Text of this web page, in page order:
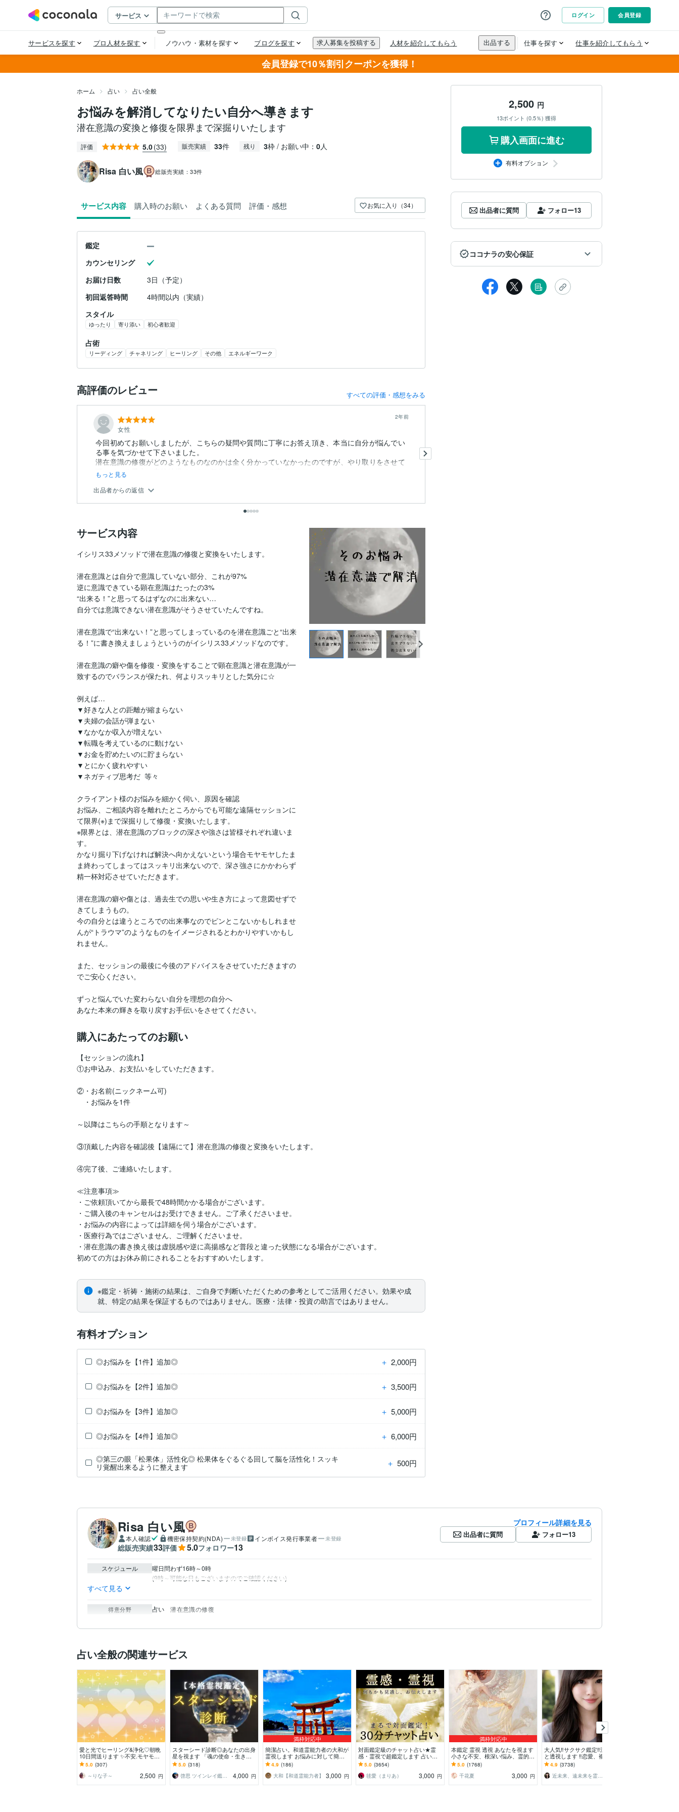
会員登録で10％割引クーポンを獲得！
ホーム 占い 占い全般
お悩みを解消してなりたい自分へ導きます
潜在意識の変換と修復を限界まで深掘りいたします
評価 5.0(33) 販売実績 33件 残り 3枠 / お願い中： 0人
Risa 白い風 総販売実績：33件
サービス内容 購入時のお願い よくある質問 評価・感想 お気に入り（34）
鑑定
カウンセリング
お届け日数
3日（予定）
初回返答時間
4時間以内（実績）
スタイル
ゆったり 寄り添い 初心者歓迎
占術
リーディング チャネリング ヒーリング その他 エネルギーワーク
高評価のレビュー すべての評価・感想をみる
女性
2年前
今回初めてお願いしましたが、こちらの疑問や質問に丁寧にお答え頂き、本当に自分が悩んでい
る事を気づかせて下さいました。
潜在意識の修復がどのようなものなのかは全く分かっていなかったのですが、やり取りをさせて
頂いている最中に突然納得できたり気付かされたりする事が...
もっと見る
出品者からの返信
サービス内容
イシリス33メソッドで潜在意識の修復と変換をいたします。
潜在意識とは自分で意識していない部分、これが97%
逆に意識できている顕在意識はたったの3%
“出来る！”と思ってるはずなのに出来ない…
自分では意識できない潜在意識がそうさせていたんですね。
潜在意識で“出来ない！”と思ってしまっているのを潜在意識ごと“出来
る！”に書き換えましょうというのがイシリス33メソッドなのです。
潜在意識の癖や傷を修復・変換をすることで顕在意識と潜在意識が一
致するのでバランスが保たれ、何よりスッキリとした気分に☆
例えば…
▼好きな人との距離が縮まらない
▼夫婦の会話が弾まない
▼なかなか収入が増えない
▼転職を考えているのに動けない
▼お金を貯めたいのに貯まらない
▼とにかく疲れやすい
▼ネガティブ思考だ  等々
クライアント様のお悩みを細かく伺い、原因を確認
お悩み、ご相談内容を離れたところからでも可能な遠隔セッションに
て限界(※)まで深掘りして修復・変換いたします。
※限界とは、潜在意識のブロックの深さや強さは皆様それぞれ違いま
す。
かなり掘り下げなければ解決へ向かえないという場合モヤモヤしたま
ま終わってしまってはスッキリ出来ないので、深さ強さにかかわらず
精一杯対応させていただきます。
潜在意識の癖や傷とは、過去生での思いや生き方によって意図せずで
きてしまうもの。
今の自分とは違うところでの出来事なのでピンとこないかもしれませ
んが“トラウマ”のようなものをイメージされるとわかりやすいかもし
れません。
また、セッションの最後に今後のアドバイスをさせていただきますの
でご安心ください。
ずっと悩んでいた変わらない自分を理想の自分へ
あなた本来の輝きを取り戻すお手伝いをさせてください。
購入にあたってのお願い
【セッションの流れ】
①お申込み、お支払いをしていただきます。
②・お名前(ニックネーム可)
・お悩みを1件
～以降はこちらの手順となります～
③頂戴した内容を確認後【遠隔にて】潜在意識の修復と変換をいたします。
④完了後、ご連絡いたします。
≪注意事項≫
・ご依頼頂いてから最長で48時間かかる場合がございます。
・ご購入後のキャンセルはお受けできません。ご了承くださいませ。
・お悩みの内容によっては詳細を伺う場合がございます。
・医療行為ではございません、ご理解くださいませ。
・潜在意識の書き換え後は虚脱感や逆に高揚感など普段と違った状態になる場合がございます。
初めての方はお休み前にされることをおすすめいたします。
※鑑定・祈祷・施術の結果は、ご自身で判断いただくための参考としてご活用ください。効果や成
就、特定の結果を保証するものではありません。医療・法律・投資の助言ではありません。
有料オプション
◎お悩みを【1件】追加◎ ＋ 2,000円
◎お悩みを【2件】追加◎ ＋ 3,500円
◎お悩みを【3件】追加◎ ＋ 5,000円
◎お悩みを【4件】追加◎ ＋ 6,000円
◎第三の眼「松果体」活性化◎ 松果体をぐるぐる回して脳を活性化！スッキ
リ覚醒出来るように整えます
＋ 500円
2,500 円
13ポイント (0.5％) 獲得
購入画面に進む
有料オプション
出品者に質問 フォロー13
ココナラの安心保証
Risa 白い風
本人確認 機密保持契約(NDA) 未登録 インボイス発行事業者 未登録
総販売実績33評価 5.0フォロワー13
プロフィール詳細を見る
出品者に質問 フォロー13
スケジュール
曜日問わず16時～0時
(9時～可能な日もございますのでご確認ください)
すべて見る
得意分野 占い 潜在意識の修復
占い全般の関連サービス
愛と光でヒーリング&浄化♡朝晩
10日間送ります ✨不安.モヤモヤ.
イライラ.不眠.エネルギーが必要
な方へ✨
5.0 (307)
～りな子～
2,500 円
スターシード診断◎あなたの出身
星を視ます 「魂の使命・生きづ
らさの理由・今世の役割を霊視で
紐解きます
5.0 (318)
啓思 ツインレイ鑑定士
4,000 円
満枠対応中
簡潔占い。和道霊能力者の大和が
霊視します お悩みに対して簡潔
にお伝えします
4.9 (186)
大和【和道霊能力者】
3,000 円
対面鑑定級のチャット占い★霊
感・霊視で超鑑定します 占いし
放題の30分！どんなことでも全て
を見通す霊感霊視で解決
5.0 (3654)
毬愛（まりあ）
3,000 円
満枠対応中
本鑑定 霊視 透視 あなたを視ます
小さな不安、根深い悩み、霊的な
問題まで。解決に導きます。
5.0 (1768)
千花夏
3,000 円
大人気‼️サクサク鑑定‼️深く‼️霊視
と透視します ‼️恋愛、複雑な恋
愛、仕事、人間関係、人生相談/
深層霊視
4.9 (3738)
近未来、遠未来を霊透視！！占い師 紗理奈